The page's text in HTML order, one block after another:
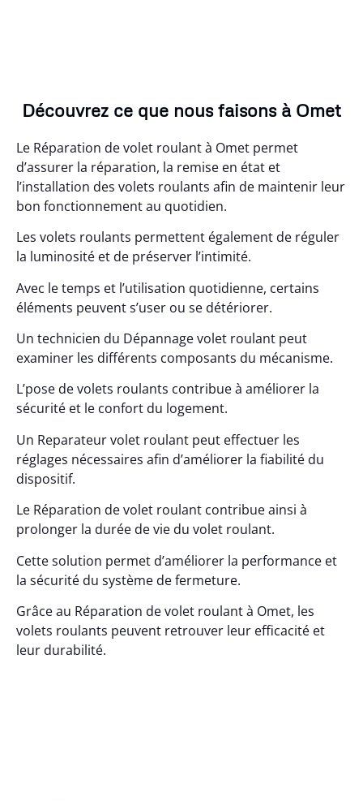
Découvrez ce que nous faisons à Omet
Le Réparation de volet roulant à Omet permet
d’assurer la réparation, la remise en état et
l’installation des volets roulants afin de maintenir leur
bon fonctionnement au quotidien.
Les volets roulants permettent également de réguler
la luminosité et de préserver l’intimité.
Avec le temps et l’utilisation quotidienne, certains
éléments peuvent s’user ou se détériorer.
Un technicien du Dépannage volet roulant peut
examiner les différents composants du mécanisme.
L’pose de volets roulants contribue à améliorer la
sécurité et le confort du logement.
Un Reparateur volet roulant peut effectuer les
réglages nécessaires afin d’améliorer la fiabilité du
dispositif.
Le Réparation de volet roulant contribue ainsi à
prolonger la durée de vie du volet roulant.
Cette solution permet d’améliorer la performance et
la sécurité du système de fermeture.
Grâce au Réparation de volet roulant à Omet, les
volets roulants peuvent retrouver leur efficacité et
leur durabilité.